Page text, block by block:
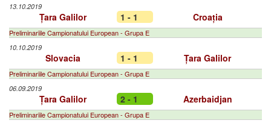
13.10.2019
Țara Galilor 1 - 1 Croația
Preliminariile Campionatului European - Grupa E
10.10.2019
Slovacia 1 - 1 Țara Galilor
Preliminariile Campionatului European - Grupa E
06.09.2019
Țara Galilor 2 - 1 Azerbaidjan
Preliminariile Campionatului European - Grupa E